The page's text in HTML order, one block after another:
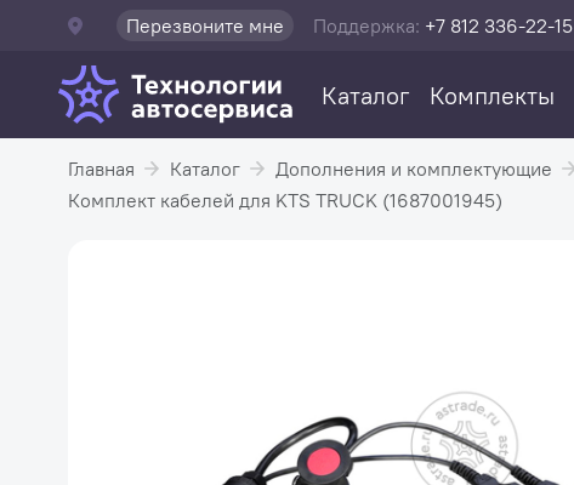
Перезвоните мне Поддержка: +7 812 336-22-15
Каталог Комплекты
Главная Каталог Дополнения и комплектующие
Комплект кабелей для KTS TRUCK (1687001945)